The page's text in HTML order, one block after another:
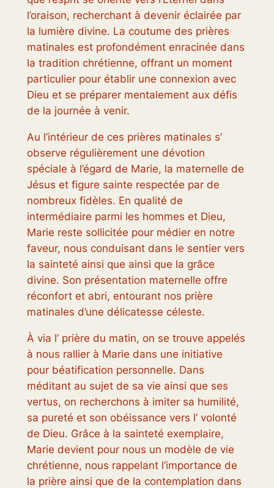
l’oraison, recherchant à devenir éclairée par
la lumière divine. La coutume des prières
matinales est profondément enracinée dans
la tradition chrétienne, offrant un moment
particulier pour établir une connexion avec
Dieu et se préparer mentalement aux défis
de la journée à venir.
Au l’intérieur de ces prières matinales s’
observe régulièrement une dévotion
spéciale à l’égard de Marie, la maternelle de
Jésus et figure sainte respectée par de
nombreux fidèles. En qualité de
intermédiaire parmi les hommes et Dieu,
Marie reste sollicitée pour médier en notre
faveur, nous conduisant dans le sentier vers
la sainteté ainsi que ainsi que la grâce
divine. Son présentation maternelle offre
réconfort et abri, entourant nos prière
matinales d’une délicatesse céleste.
À via l’ prière du matin, on se trouve appelés
à nous rallier à Marie dans une initiative
pour béatification personnelle. Dans
méditant au sujet de sa vie ainsi que ses
vertus, on recherchons à imiter sa humilité,
sa pureté et son obéissance vers l’ volonté
de Dieu. Grâce à la sainteté exemplaire,
Marie devient pour nous un modèle de vie
chrétienne, nous rappelant l’importance de
la prière ainsi que de la contemplation dans